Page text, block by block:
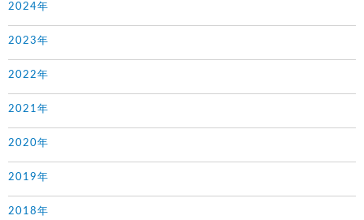
2024年
2023年
2022年
2021年
2020年
2019年
2018年